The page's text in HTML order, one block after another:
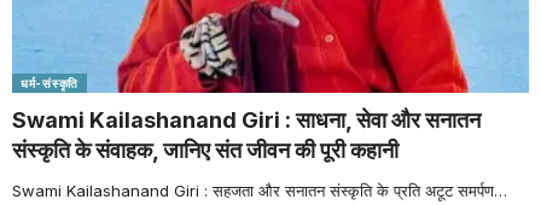
धर्म-संस्कृति
Swami Kailashanand Giri : साधना, सेवा और सनातन
संस्कृति के संवाहक, जानिए संत जीवन की पूरी कहानी
Swami Kailashanand Giri : सहजता और सनातन संस्कृति के प्रति अटूट समर्पण…